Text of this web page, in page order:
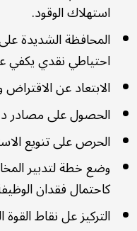
استهلاك الوقود.
المحافظة الشديدة
احتياطي نقدي يكفي
الابتعاد عن
الحصول على مصادر
الحرص على تنويع
وضع خطة لتدبير
كاحتمال فقدان
التركيز عل نقاط القوة